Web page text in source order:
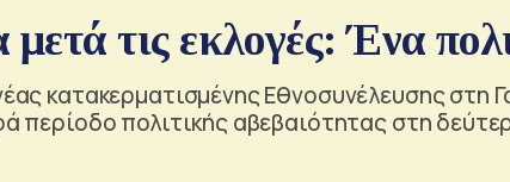
τις εκλογές: Ένα
κατακερματισμένης Εθνοσυνέλευσης στη
περίοδο πολιτικής αβεβαιότητας στη